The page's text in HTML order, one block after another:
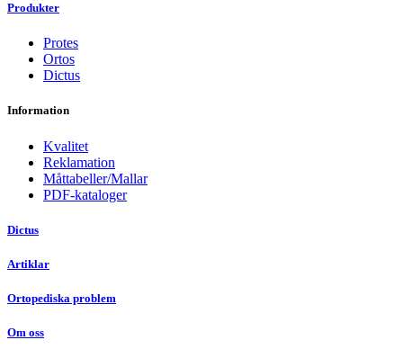
Produkter
Protes
Ortos
Dictus
Information
Kvalitet
Reklamation
Måttabeller/Mallar
PDF-kataloger
Dictus
Artiklar
Ortopediska problem
Om oss